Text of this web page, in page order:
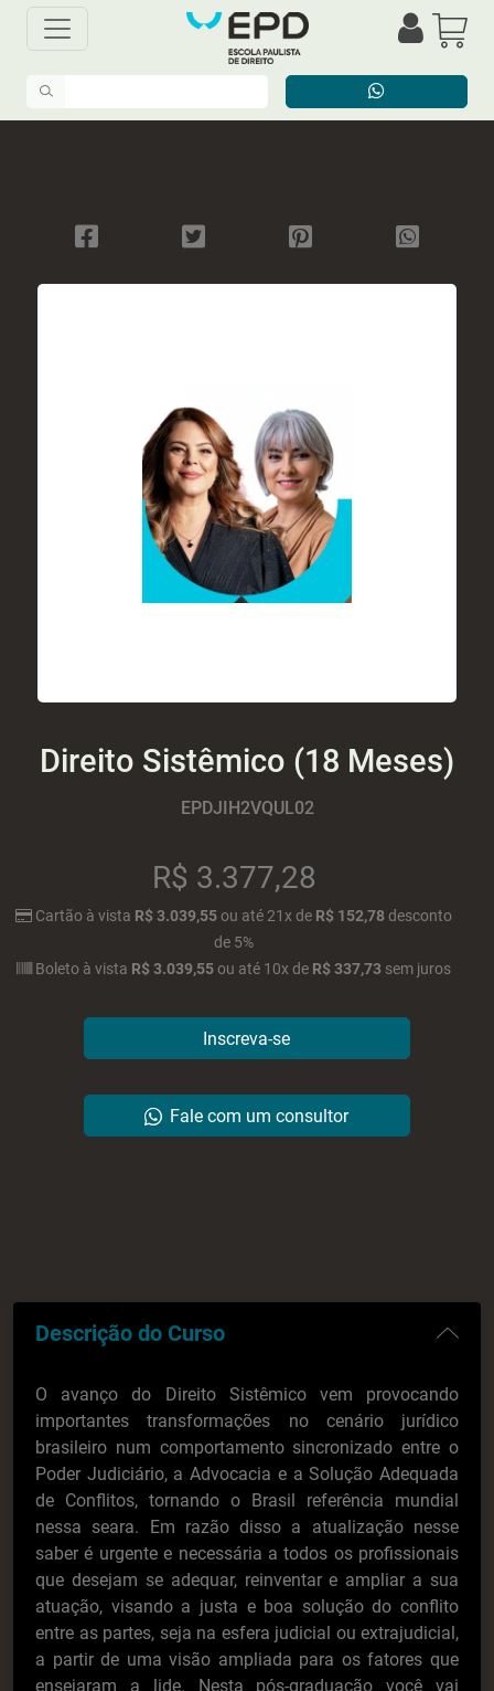
Direito Sistêmico (18 Meses)
EPDJIH2VQUL02
R$ 3.377,28
Cartão à vista R$ 3.039,55ou até 21x de R$ 152,78desconto
de 5%
Boleto à vista R$ 3.039,55ou até 10x de R$ 337,73 sem juros
Descrição do Curso
O avanço do Direito Sistêmico vem provocando
importantes transformações no cenário jurídico
brasileiro num comportamento sincronizado entre o
Poder Judiciário, a Advocacia e a Solução Adequada
de Conflitos, tornando o Brasil referência mundial
nessa seara. Em razão disso a atualização nesse
saber é urgente e necessária a todos os profissionais
que desejam se adequar, reinventar e ampliar a sua
atuação, visando a justa e boa solução do conflito
entre as partes, seja na esfera judicial ou extrajudicial,
a partir de uma visão ampliada para os fatores que
ensejaram a lide. Nesta pós-graduação você vai